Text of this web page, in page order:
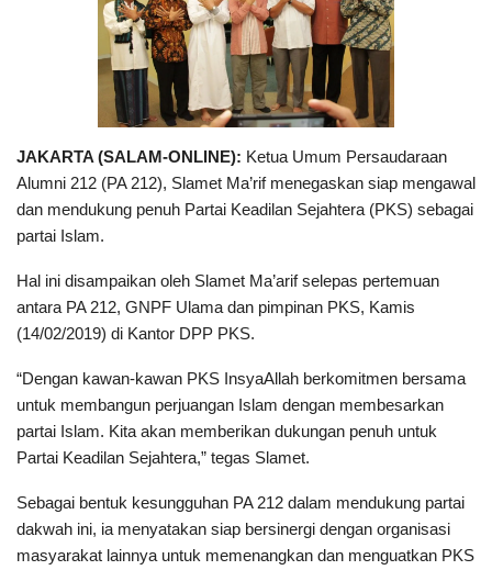
JAKARTA (SALAM-ONLINE): Ketua Umum Persaudaraan
Alumni 212 (PA 212), Slamet Ma’rif menegaskan siap mengawal
dan mendukung penuh Partai Keadilan Sejahtera (PKS) sebagai
partai Islam.
Hal ini disampaikan oleh Slamet Ma’arif selepas pertemuan
antara PA 212, GNPF Ulama dan pimpinan PKS, Kamis
(14/02/2019) di Kantor DPP PKS.
“Dengan kawan-kawan PKS InsyaAllah berkomitmen bersama
untuk membangun perjuangan Islam dengan membesarkan
partai Islam. Kita akan memberikan dukungan penuh untuk
Partai Keadilan Sejahtera,” tegas Slamet.
Sebagai bentuk kesungguhan PA 212 dalam mendukung partai
dakwah ini, ia menyatakan siap bersinergi dengan organisasi
masyarakat lainnya untuk memenangkan dan menguatkan PKS